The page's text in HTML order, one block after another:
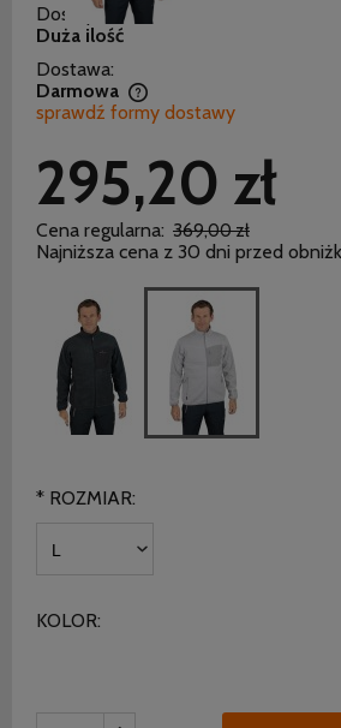
Dostępność:
Duża ilość
Dostawa:
Darmowa
Cena nie zawiera ewentualnych kosztów
sprawdź formy dostawy
295,20 zł
Cena regularna: 369,00 zł
Najniższa cena z 30 dni przed
* ROZMIAR:
KOLOR: